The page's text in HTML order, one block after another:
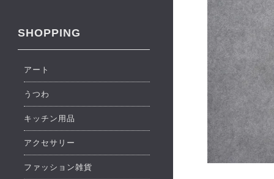
SHOPPING
アート
うつわ
キッチン用品
アクセサリー
ファッション雑貨